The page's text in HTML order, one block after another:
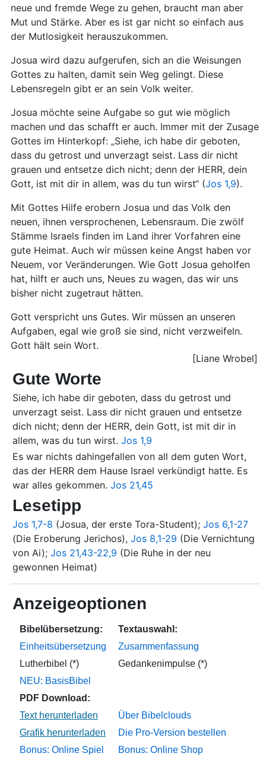
neue und fremde Wege zu gehen, braucht man aber
Mut und Stärke. Aber es ist gar nicht so einfach aus
der Mutlosigkeit herauszukommen.
Josua wird dazu aufgerufen, sich an die Weisungen
Gottes zu halten, damit sein Weg gelingt. Diese
Lebensregeln gibt er an sein Volk weiter.
Josua möchte seine Aufgabe so gut wie möglich
machen und das schafft er auch. Immer mit der Zusage
Gottes im Hinterkopf: „Siehe, ich habe dir geboten,
dass du getrost und unverzagt seist. Lass dir nicht
grauen und entsetze dich nicht; denn der HERR, dein
Gott, ist mit dir in allem, was du tun wirst“ (Jos 1,9).
Mit Gottes Hilfe erobern Josua und das Volk den
neuen, ihnen versprochenen, Lebensraum. Die zwölf
Stämme Israels finden im Land ihrer Vorfahren eine
gute Heimat. Auch wir müssen keine Angst haben vor
Neuem, vor Veränderungen. Wie Gott Josua geholfen
hat, hilft er auch uns, Neues zu wagen, das wir uns
bisher nicht zugetraut hätten.
Gott verspricht uns Gutes. Wir müssen an unseren
Aufgaben, egal wie groß sie sind, nicht verzweifeln.
Gott hält sein Wort.
[Liane Wrobel]
Gute Worte
Siehe, ich habe dir geboten, dass du getrost und
unverzagt seist. Lass dir nicht grauen und entsetze
dich nicht; denn der HERR, dein Gott, ist mit dir in
allem, was du tun wirst. Jos 1,9
Es war nichts dahingefallen von all dem guten Wort,
das der HERR dem Hause Israel verkündigt hatte. Es
war alles gekommen. Jos 21,45
Lesetipp
Jos 1,7-8 (Josua, der erste Tora-Student); Jos 6,1-27
(Die Eroberung Jerichos), Jos 8,1-29 (Die Vernichtung
von Ai); Jos 21,43-22,9 (Die Ruhe in der neu
gewonnen Heimat)
Anzeigeoptionen
Bibelübersetzung:
Textauswahl:
Einheitsübersetzung
Zusammenfassung
Lutherbibel (*)
Gedankenimpulse (*)
NEU: BasisBibel
PDF Download:
Über Bibelclouds
Die Pro-Version bestellen
Bonus: Online Spiel
Bonus: Online Shop